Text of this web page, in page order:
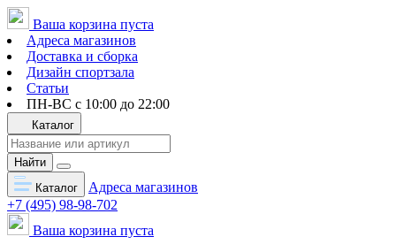
Ваша корзина пуста
Адреса магазинов
Доставка и сборка
Дизайн спортзала
Статьи
ПН-ВС с 10:00 до 22:00
Каталог
Найти
Каталог
Адреса магазинов
+7 (495) 98-98-702
Ваша корзина пуста